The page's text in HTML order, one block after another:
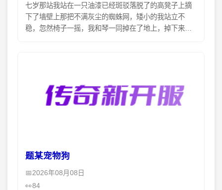
七岁那站我站在一只油漆已经斑驳落脱了的高凳子上摘
下了墙壁上那把不满灰尘的蜘蛛网，矮小的我站立不
稳，忽然椅子一摇，我和琴一同掉在了地上，掉下来的
题某宠物狗
2026年08月08日
84